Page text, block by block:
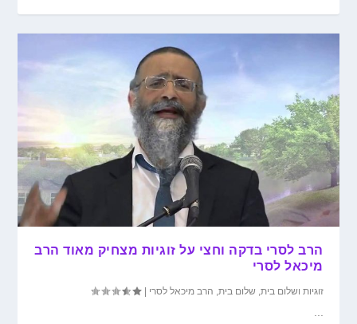
הרב לסרי בדקה וחצי על זוגיות מצחיק מאוד הרב
מיכאל לסרי
זוגיות ושלום בית ,שלום בית הרב מיכאל לסרי |